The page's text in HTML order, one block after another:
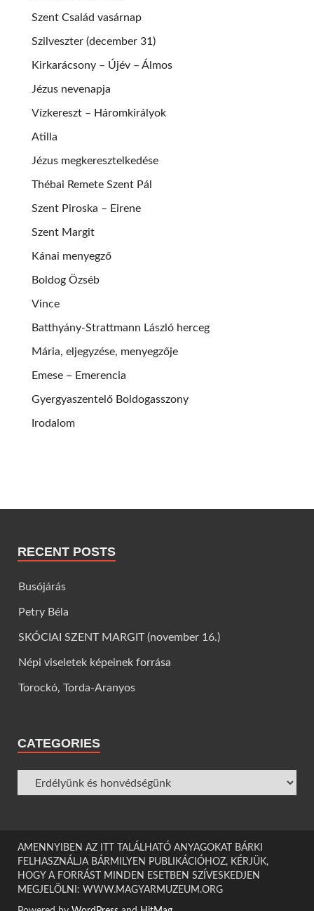
Szent Család vasárnap
Szilveszter (december 31)
Kirkarácsony – Újév – Álmos
Jézus nevenapja
Vízkereszt – Háromkirályok
Atilla
Jézus megkeresztelkedése
Thébai Remete Szent Pál
Szent Piroska – Eirene
Szent Margit
Kánai menyegző
Boldog Özséb
Vince
Batthyány-Strattmann László herceg
Mária, eljegyzése, menyegzője
Emese – Emerencia
Gyergyaszentelő Boldogasszony
Irodalom
RECENT POSTS
Busójárás
Petry Béla
SKÓCIAI SZENT MARGIT (november 16.)
Népi viseletek képeinek forrása
Torockó, Torda-Aranyos
CATEGORIES
AMENNYIBEN AZ ITT TALÁLHATÓ ANYAGOKAT BÁRKI
FELHASZNÁLJA BÁRMILYEN PUBLIKÁCIÓHOZ, KÉRJÜK,
HOGY A FORRÁST MINDEN ESETBEN SZÍVESKEDJEN
MEGJELÖLNI: WWW.MAGYARMUZEUM.ORG